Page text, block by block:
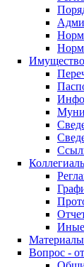
Имущество
Вопрос -